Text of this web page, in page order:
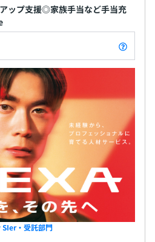
部 関東ソリューションサービ
代のメンバーが活躍していま
ラチームも在籍しているため、
上位エンジニアと一緒に案件に
技術を身に付けることが可能な
アップ支援◎家族手当など手当充
・受託部門